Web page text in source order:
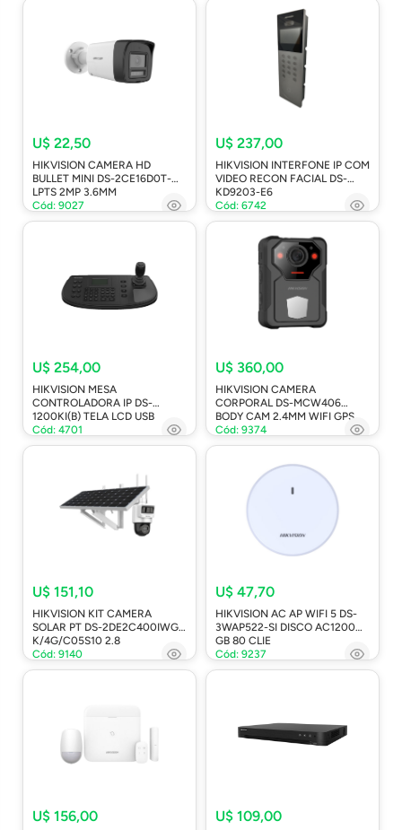
U$ 22,50
HIKVISION CAMERA HD
BULLET MINI DS-2CE16D0T-
LPTS 2MP 3.6MM
Cód: 9027
U$ 237,00
HIKVISION INTERFONE IP COM
VIDEO RECON FACIAL DS-
KD9203-E6
Cód: 6742
U$ 254,00
HIKVISION MESA
CONTROLADORA IP DS-
1200KI(B) TELA LCD USB
Cód: 4701
U$ 360,00
HIKVISION CAMERA
CORPORAL DS-MCW406
BODY CAM 2.4MM WIFI GPS
Cód: 9374
U$ 151,10
HIKVISION KIT CAMERA
SOLAR PT DS-2DE2C400IWG-
K/4G/C05S10 2.8
Cód: 9140
U$ 47,70
HIKVISION AC AP WIFI 5 DS-
3WAP522-SI DISCO AC1200
GB 80 CLIE
Cód: 9237
U$ 156,00 U$ 109,00